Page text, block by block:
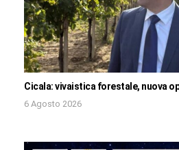
Cicala: vivaistica forestale, nuova
6 Agosto 2026